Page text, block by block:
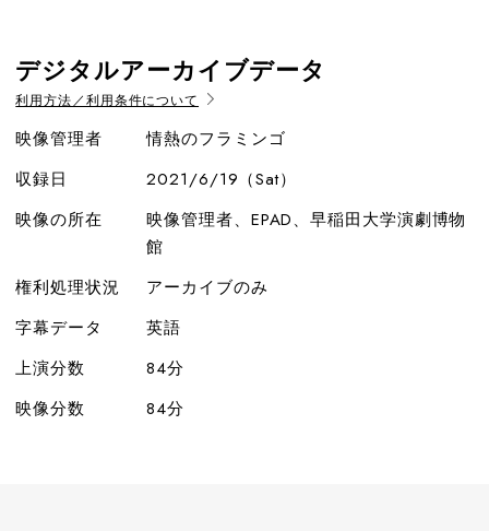
デジタルアーカイブデータ
利用方法／利用条件について
映像管理者
情熱のフラミンゴ
収録日
2021/6/19（Sat）
映像の所在
映像管理者、EPAD、早稲田大学演劇博物
館
権利処理状況
アーカイブのみ
字幕データ
英語
上演分数
84分
映像分数
84分